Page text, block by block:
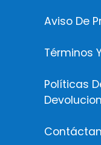
Aviso De
Términos
Políticas